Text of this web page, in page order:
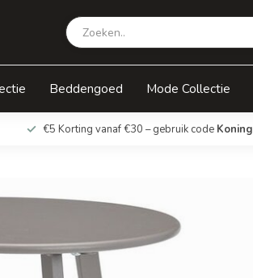
Beddengoed Mode Collectie
€5 Korting vanaf €30 – gebruik code Koning